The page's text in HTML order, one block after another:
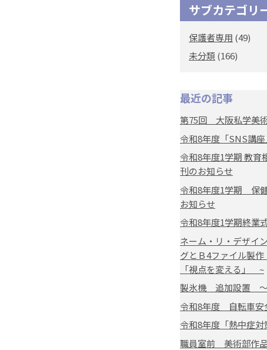
サブカテゴリ
保護者専用 (49)
未分類 (166)
最近の記事
第75回 大阪私学美
令和8年度「SNS講
令和8年度1学期 教育
刊のお知らせ
令和8年度1学期 保
お知らせ
令和8年度1学期終業
ネーム・リ・デザイ
グとＢ4ファイル製
「視点を変える」 ~
製氷機 追加設置 ～
令和8年度 自転車安
令和8年度「熱中症対
職員室前 美術部作